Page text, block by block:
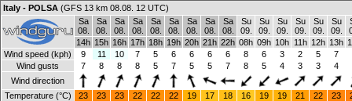
Italy - POLSA (GFS 13 km 08.08. 12 UTC)
Sa
08.
Sa
08.
Sa
08.
Sa
08.
Sa
08.
Sa
08.
Sa
08.
Sa
08.
Sa
08.
Su
09.
Su
09.
Su
09.
Su
09.
Su
09.
Su
09.
14h 15h 16h 17h 18h 19h 20h 21h 22h 08h 09h 10h 11h 12h 13h
Wind speed (kph)
9 11 10 7 5 6 6 6 6 8 6 3 2 5
7
Wind gusts
7 8 8 8 5 7 5 5 7 8 5 4 3 3
4
Wind direction
Temperature (°C)
23 23 23 22 22 22 19 17 18 16 19 19 21 22 23